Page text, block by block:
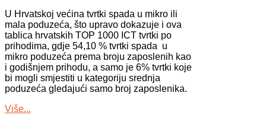
U Hrvatskoj većina tvrtki spada u mikro ili
mala poduzeća, što upravo dokazuje i ova
tablica hrvatskih TOP 1000 ICT tvrtki po
prihodima, gdje 54,10 % tvrtki spada u
mikro poduzeća prema broju zaposlenih kao
i godišnjem prihodu, a samo je 6% tvrtki koje
bi mogli smjestiti u kategoriju srednja
poduzeća gledajući samo broj zaposlenika.
Više...